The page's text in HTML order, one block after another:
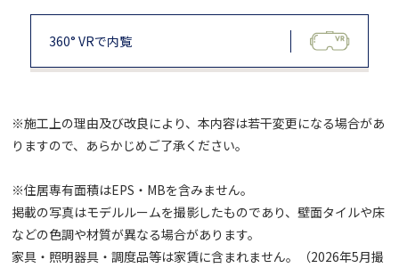
360° VRで内覧
※施工上の理由及び改良により、本内容は若干変更になる場合があ
りますので、あらかじめご了承ください。
※住居専有面積はEPS・MBを含みません。
掲載の写真はモデルルームを撮影したものであり、壁面タイルや床
などの色調や材質が異なる場合があります。
家具・照明器具・調度品等は家賃に含まれません。（2026年5月撮